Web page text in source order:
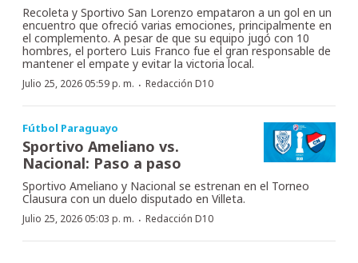
Recoleta y Sportivo San Lorenzo empataron a un gol en un
encuentro que ofreció varias emociones, principalmente en
el complemento. A pesar de que su equipo jugó con 10
hombres, el portero Luis Franco fue el gran responsable de
mantener el empate y evitar la victoria local.
Julio 25, 2026 05:59 p. m. · Redacción D10
Fútbol Paraguayo
Sportivo Ameliano vs.
Nacional: Paso a paso
Sportivo Ameliano y Nacional se estrenan en el Torneo
Clausura con un duelo disputado en Villeta.
Julio 25, 2026 05:03 p. m. · Redacción D10